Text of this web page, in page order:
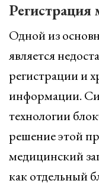
Одной из
является
регистрации и
информации.
технологии
решение этой
медицинский
как отдельный